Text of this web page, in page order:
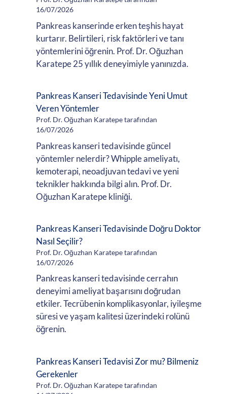
16/07/2026
Pankreas kanserinde erken teşhis hayat
kurtarır. Belirtileri, risk faktörleri ve tanı
yöntemlerini öğrenin. Prof. Dr. Oğuzhan
Karatepe 25 yıllık deneyimiyle yanınızda.
Pankreas Kanseri Tedavisinde Yeni Umut
Veren Yöntemler
Prof. Dr. Oğuzhan Karatepe tarafından
16/07/2026
Pankreas kanseri tedavisinde güncel
yöntemler nelerdir? Whipple ameliyatı,
kemoterapi, neoadjuvan tedavi ve yeni
teknikler hakkında bilgi alın. Prof. Dr.
Oğuzhan Karatepe kliniği.
Pankreas Kanseri Tedavisinde Doğru Doktor
Nasıl Seçilir?
Prof. Dr. Oğuzhan Karatepe tarafından
16/07/2026
Pankreas kanseri tedavisinde cerrahın
deneyimi ameliyat başarısını doğrudan
etkiler. Tecrübenin komplikasyonlar, iyileşme
süresi ve yaşam kalitesi üzerindeki rolünü
öğrenin.
Pankreas Kanseri Tedavisi Zor mu? Bilmeniz
Gerekenler
Prof. Dr. Oğuzhan Karatepe tarafından